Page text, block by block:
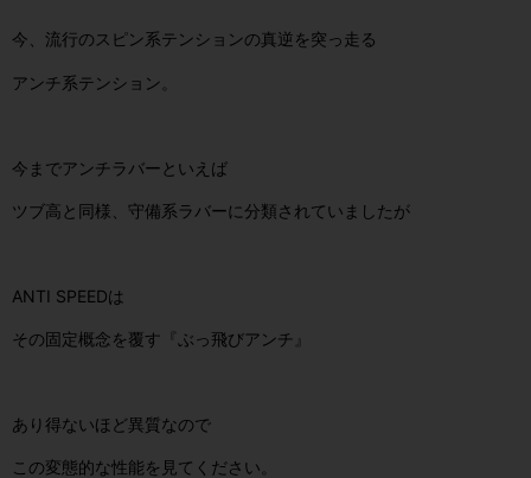
今、流行のスピン系テンションの真逆を突っ走る
アンチ系テンション。
今までアンチラバーといえば
ツブ高と同様、守備系ラバーに分類されていましたが
ANTI SPEEDは
その固定概念を覆す『ぶっ飛びアンチ』
あり得ないほど異質なので
この変態的な性能を見てください。